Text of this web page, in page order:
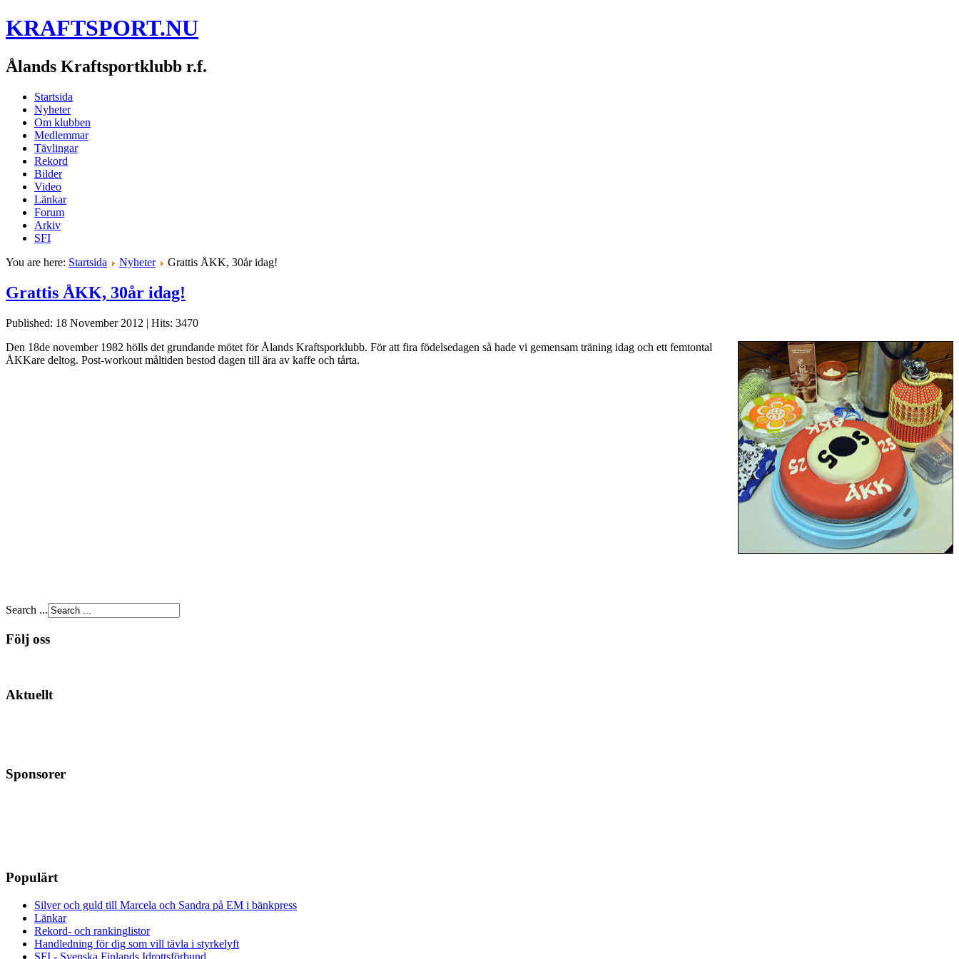
KRAFTSPORT.NU
Ålands Kraftsportklubb r.f.
Startsida
Nyheter
Om klubben
Medlemmar
Tävlingar
Rekord
Bilder
Video
Länkar
Forum
Arkiv
SFI
You are here: Startsida Nyheter Grattis ÅKK, 30år idag!
Grattis ÅKK, 30år idag!
Published: 18 November 2012 | Hits: 3470
Den 18de november 1982 hölls det grundande mötet för Ålands Kraftsporklubb. För att fira födelsedagen så hade vi gemensam träning idag och ett femtontal
ÅKKare deltog. Post-workout måltiden bestod dagen till ära av kaffe och tårta.
Search ...
Följ oss
Aktuellt
Sponsorer
Populärt
Silver och guld till Marcela och Sandra på EM i bänkpress
Länkar
Rekord- och rankinglistor
Handledning för dig som vill tävla i styrkelyft